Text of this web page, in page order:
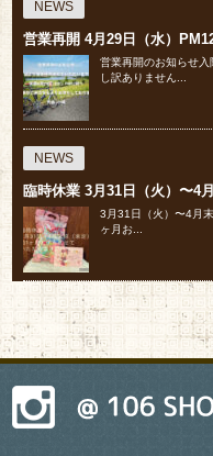
NEWS
営業再開 4月29日（水）
営業再開のお知らせ
し訳ありません...
NEWS
臨時休業 3月31日（火）〜4
⁡3月31日（火）〜4月
ヶ月お...